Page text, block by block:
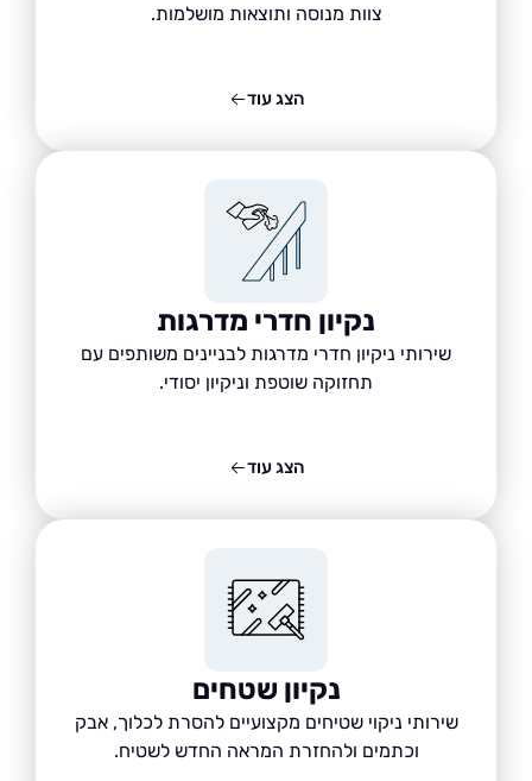
צוות מנוסה ותוצאות מושלמות.
נקיון חדרי מדרגות
שירותי ניקיון חדרי מדרגות לבניינים משותפים עם
תחזוקה שוטפת וניקיון יסודי.
נקיון שטחים
שירותי ניקוי שטיחים מקצועיים להסרת לכלוך, אבק
וכתמים ולהחזרת המראה החדש לשטיח.